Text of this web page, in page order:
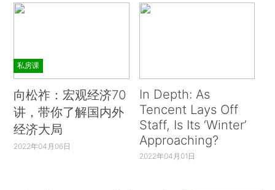
私房课
向松祚：宏观经济70
讲，带你了解国内外
经济大局
2022年04月06日
In Depth: As
Tencent Lays Off
Staff, Is Its ‘Winter’
Approaching?
2022年04月01日